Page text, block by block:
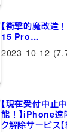
【衝撃的魔改造
15 Pro…
2023-10-12
【現在受付中止
能！】iPhone遠
ク解除サービス